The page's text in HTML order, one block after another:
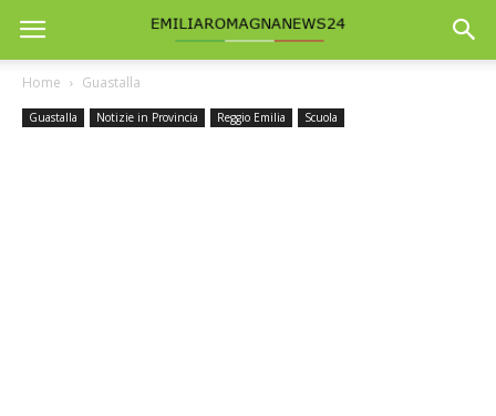
Home Guastalla
Guastalla Notizie in Provincia Reggio Emilia Scuola